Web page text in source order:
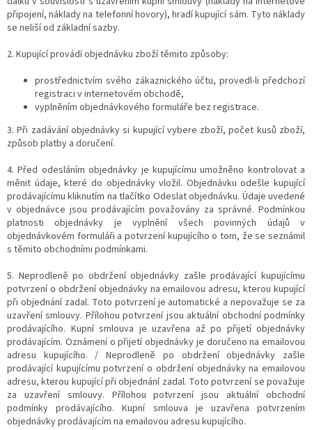
připojení, náklady na telefonní hovory), hradí kupující sám. Tyto náklady
se neliší od základní sazby.
2. Kupující provádí objednávku zboží těmito způsoby:
prostřednictvím svého zákaznického účtu, provedl-li předchozí
registraci v internetovém obchodě,
vyplněním objednávkového formuláře bez registrace.
3. Při zadávání objednávky si kupující vybere zboží, počet kusů zboží,
způsob platby a doručení.
4. Před odesláním objednávky je kupujícímu umožněno kontrolovat a
měnit údaje, které do objednávky vložil. Objednávku odešle kupující
prodávajícímu kliknutím na tlačítko Odeslat objednávku. Údaje uvedené
v objednávce jsou prodávajícím považovány za správné. Podmínkou
platnosti objednávky je vyplnění všech povinných údajů v
objednávkovém formuláři a potvrzení kupujícího o tom, že se seznámil
s těmito obchodními podmínkami.
5. Neprodleně po obdržení objednávky zašle prodávající kupujícímu
potvrzení o obdržení objednávky na emailovou adresu, kterou kupující
při objednání zadal. Toto potvrzení je automatické a nepovažuje se za
uzavření smlouvy. Přílohou potvrzení jsou aktuální obchodní podmínky
prodávajícího. Kupní smlouva je uzavřena až po přijetí objednávky
prodávajícím. Oznámení o přijetí objednávky je doručeno na emailovou
adresu kupujícího. / Neprodleně po obdržení objednávky zašle
prodávající kupujícímu potvrzení o obdržení objednávky na emailovou
adresu, kterou kupující při objednání zadal. Toto potvrzení se považuje
za uzavření smlouvy. Přílohou potvrzení jsou aktuální obchodní
podmínky prodávajícího. Kupní smlouva je uzavřena potvrzením
objednávky prodávajícím na emailovou adresu kupujícího.